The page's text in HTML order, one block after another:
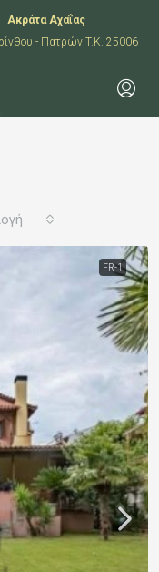
Ακράτα Αχαΐας
- Πατρών T.K. 25006
FR-1